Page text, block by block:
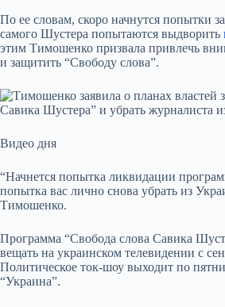
По ее словам, скоро начнутся попытки
самого Шустера попытаются выдворить
этим Тимошенко призвала привлечь
и защитить “Свободу слова”.
Видео дня
“Начнется попытка ликвидации
попытка вас лично снова убрать из
Тимошенко.
Программа “Свобода слова Савика
вещать на украинском телевидении с
Политическое ток-шоу выходит по
“Украина”.